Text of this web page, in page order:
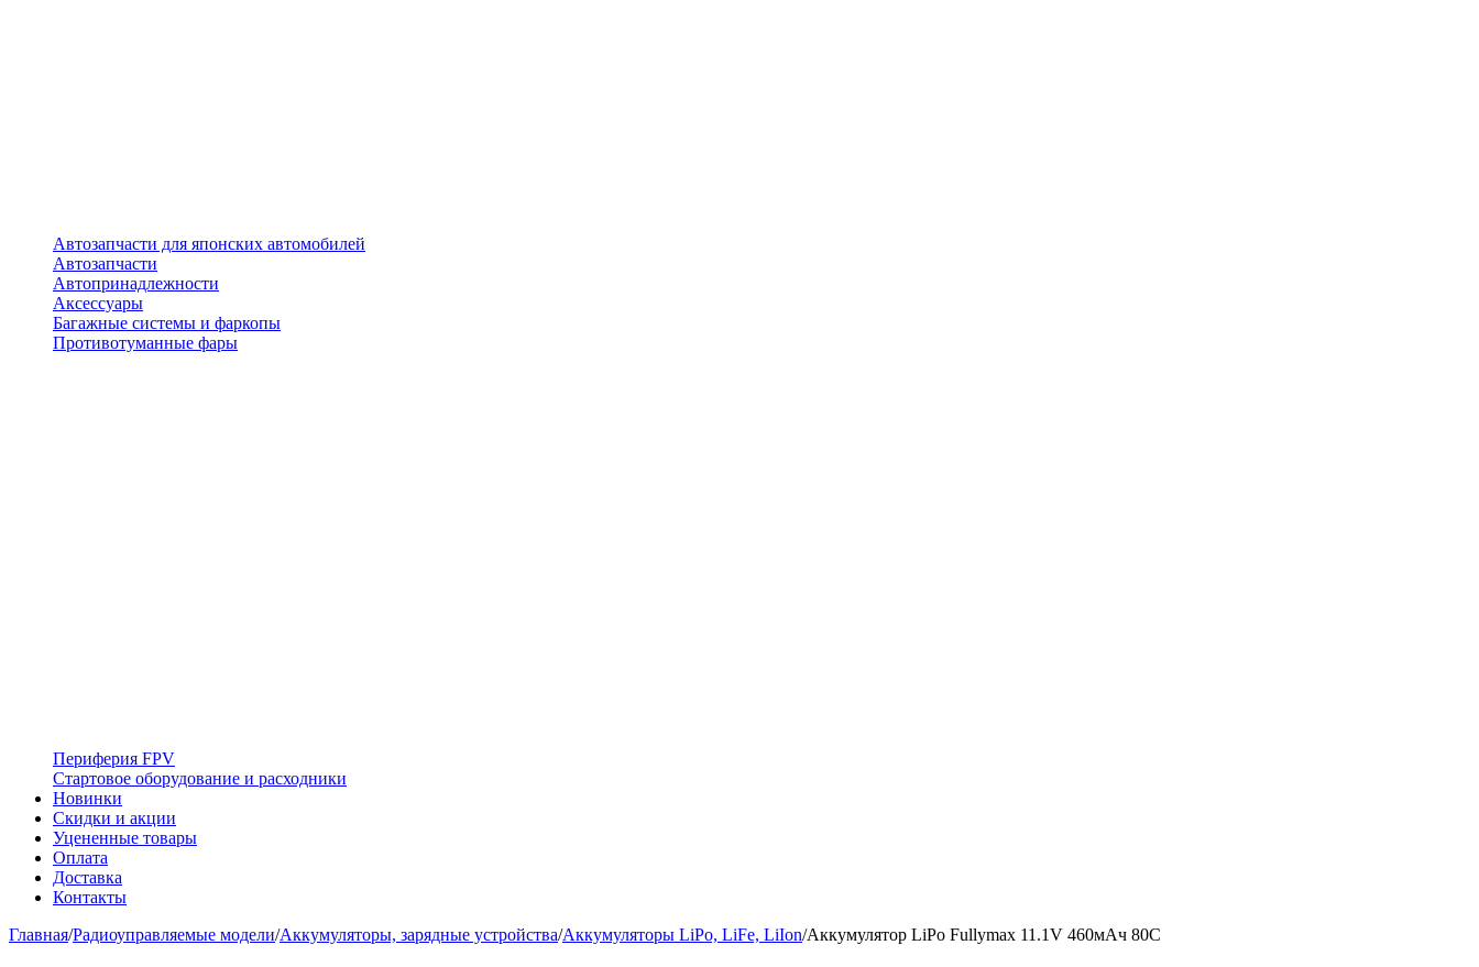
Автозапчасти для японских автомобилей
Автозапчасти
Автопринадлежности
Аксессуары
Багажные системы и фаркопы
Противотуманные фары
Периферия FPV
Стартовое оборудование и расходники
Новинки
Скидки и акции
Уцененные товары
Оплата
Доставка
Контакты
Главная/Радиоуправляемые модели/Аккумуляторы, зарядные устройства/Аккумуляторы LiPo, LiFe, LiIon/Аккумулятор LiPo Fullymax 11.1V 460мАч 80C